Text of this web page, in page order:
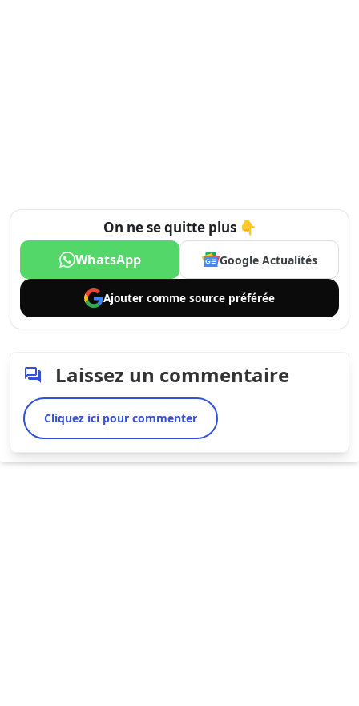
On ne se quitte plus 👇
WhatsApp Google Actualités
Ajouter comme source préférée
Laissez un commentaire
Cliquez ici pour commenter